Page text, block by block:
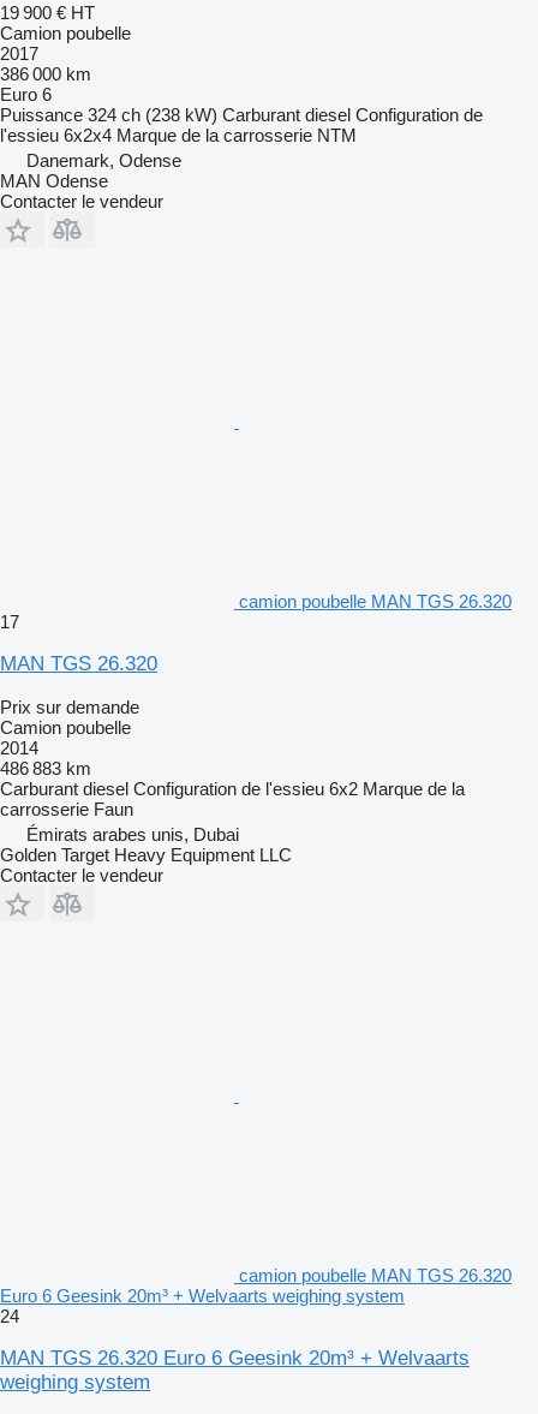
19 900 € HT
Camion poubelle
2017
386 000 km
Euro 6
Puissance 324 ch (238 kW) Carburant diesel Configuration de
l'essieu 6x2x4 Marque de la carrosserie NTM
Danemark, Odense
MAN Odense
Contacter le vendeur
camion poubelle MAN TGS 26.320
17
MAN TGS 26.320
Prix sur demande
Camion poubelle
2014
486 883 km
Carburant diesel Configuration de l'essieu 6x2 Marque de la
carrosserie Faun
Émirats arabes unis, Dubai
Golden Target Heavy Equipment LLC
Contacter le vendeur
camion poubelle MAN TGS 26.320
Euro 6 Geesink 20m³ + Welvaarts weighing system
24
MAN TGS 26.320 Euro 6 Geesink 20m³ + Welvaarts
weighing system